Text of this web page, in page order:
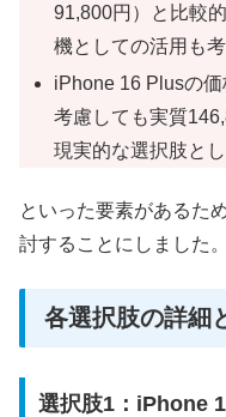
91,800円）と比較
機としての活用も
iPhone 16 Plusの
考慮しても実質
現実的な選択肢と
といった要素があるた
討することにしました。
各選択肢の詳細
選択肢1：iPhone